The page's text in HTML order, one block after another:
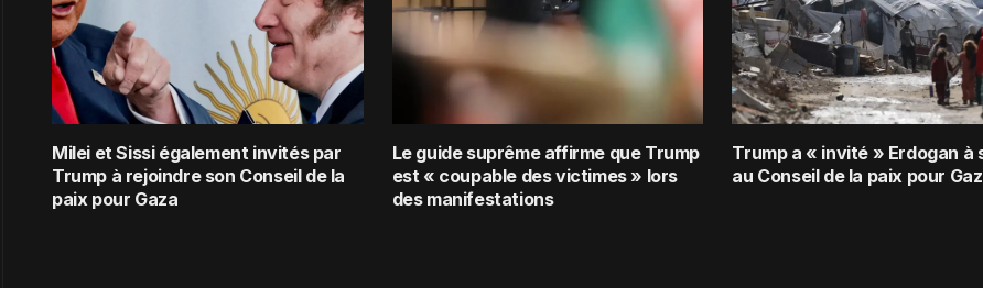
Milei et Sissi également invités par
Trump à rejoindre son Conseil de la
paix pour Gaza
Le guide suprême affirme que Trump
est « coupable des victimes » lors
des manifestations
Trump a « invité » Erdogan à
au Conseil de la paix pour